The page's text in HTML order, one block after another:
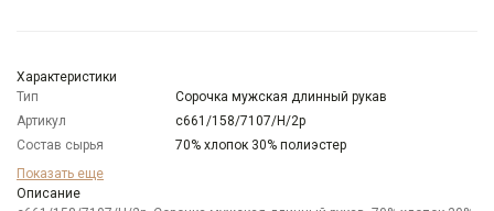
Характеристики
Тип
Сорочка мужская длинный рукав
Артикул
c661/158/7107/H/2p
Состав сырья
70% хлопок 30% полиэстер
Бренд
Модель
Показать еще
Описание